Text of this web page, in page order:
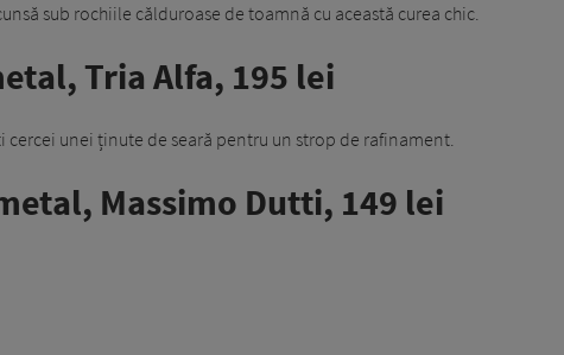
sub rochiile călduroase de toamnă cu această curea chic.
Tria Alfa, 195 lei
cercei unei ținute de seară pentru un strop de rafinament.
Massimo Dutti, 149 lei